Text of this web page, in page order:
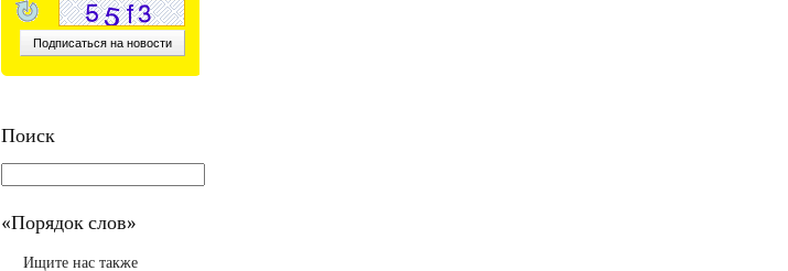
Поиск
«Порядок слов»
Ищите нас также